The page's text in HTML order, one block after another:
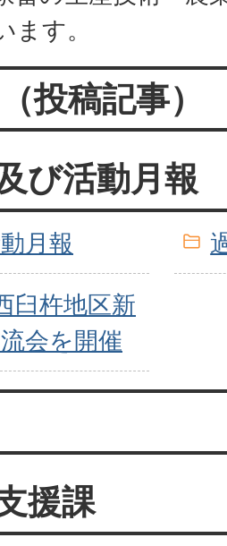
ます。
投稿記事）
び活動月報
月報
臼杵地区新
会を開催
援課